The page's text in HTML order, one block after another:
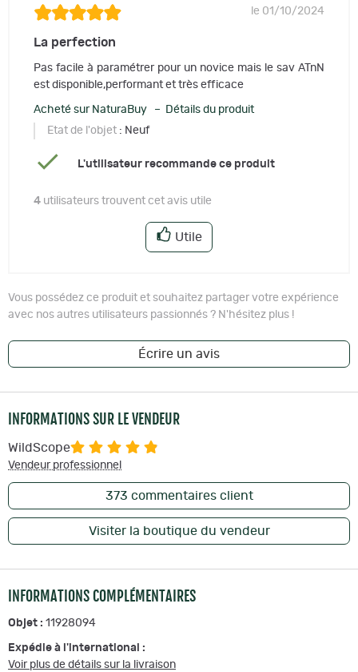
le 01/10/2024
La perfection
Pas facile à paramétrer pour un novice mais le sav ATnN
est disponible,performant et très efficace
Acheté sur NaturaBuy – Détails du produit
Etat de l'objet : Neuf
L'utilisateur recommande ce produit
4 utilisateurs trouvent cet avis utile
Utile
Vous possédez ce produit et souhaitez partager votre expérience
avec nos autres utilisateurs passionnés ? N'hésitez plus !
Écrire un avis
INFORMATIONS SUR LE VENDEUR
WildScope
Vendeur professionnel
373 commentaires client
Visiter la boutique du vendeur
INFORMATIONS COMPLÉMENTAIRES
Objet : 11928094
Expédie à l'international :
Voir plus de détails sur la livraison